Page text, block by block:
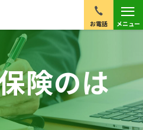
≡
メニュー
お電話
険のは